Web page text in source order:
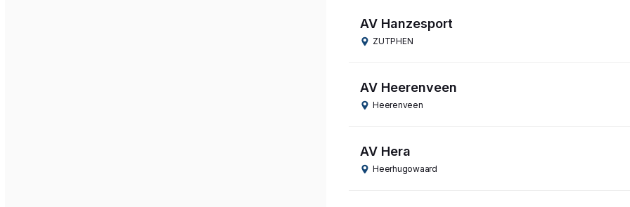
AV Hanzesport
ZUTPHEN
AV Heerenveen
Heerenveen
AV Hera
Heerhugowaard